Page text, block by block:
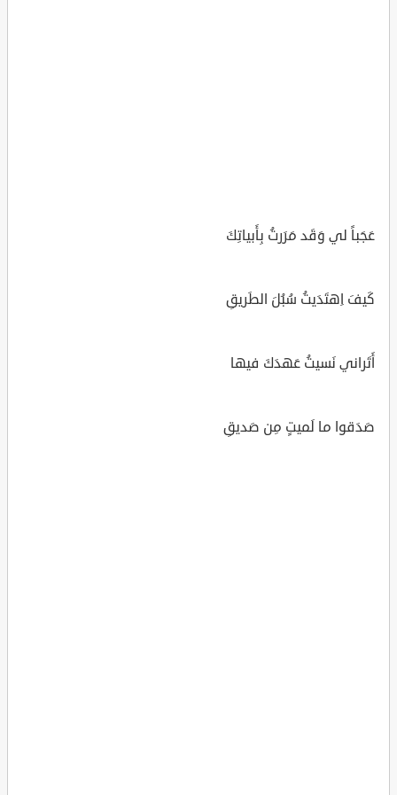
عَجَباً لي وَقَد مَرَرتُ بِأَبياتِكَ
كَيفَ اِهتَدَيتُ سُبُلَ الطَريقِ
أَتَراني نَسيتُ عَهدَكَ فيها
صَدَقوا ما لَميتٍ مِن صَديقِ